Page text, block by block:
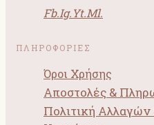
Fb.Ig.Yt.Ml.
ΠΛΗΡΟΦΟΡΙΕΣ
Όροι Χρήσης
Αποστολές &
Πολιτική Αλλαγών